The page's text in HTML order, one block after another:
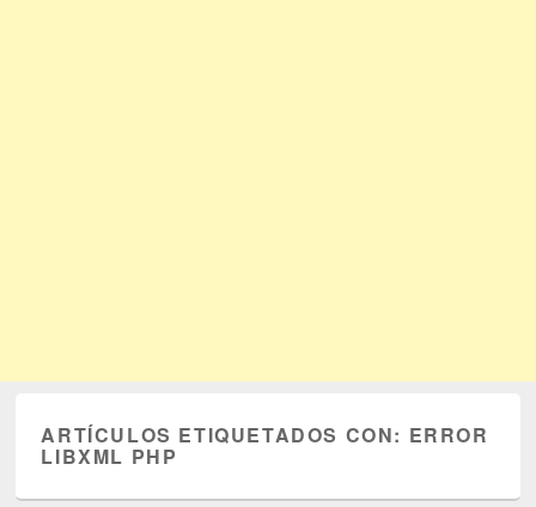
ARTÍCULOS ETIQUETADOS CON: ERROR
LIBXML PHP